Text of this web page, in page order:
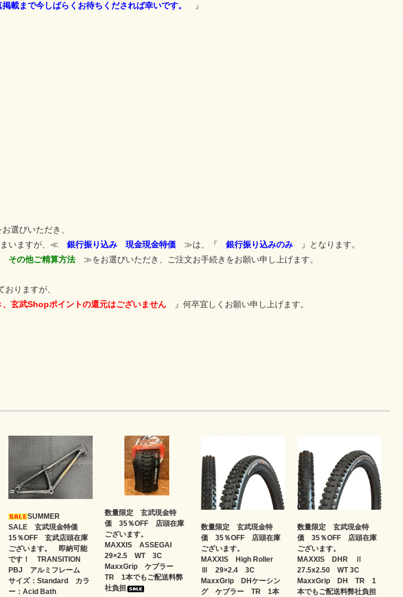
まで今しばらくお待ちくだされば幸いです。 』
選びいただき、
いますが、≪ 銀行振り込み 現金現金特価 ≫は、『 銀行振り込みのみ 』となります。
その他ご精算方法≫をお選びいただき、ご注文お手続きをお願い申し上げます。
りますが、
玄武Shopポイントの還元はございません 』何卒宜しくお願い申し上げます。
SUMMER
SALE 玄武現金特価
15％OFF 玄武店頭在庫
ございます。 即納可能
です！ TRANSITION
PBJ アルミフレーム
サイズ：Standard カラ
ー：Acid Bath
数量限定 玄武現金特
価 35％OFF 店頭在庫
ございます。
MAXXIS ASSEGAI
29×2.5 WT 3C
MaxxGrip ケブラー
TR 1本でもご配送料弊
社負担
数量限定 玄武現金特
価 35％OFF 店頭在庫
ございます。
MAXXIS High Roller
Ⅲ 29×2.4 3C
MaxxGrip DHケーシン
グ ケブラー TR 1本
数量限定 玄武現金特
価 35％OFF 店頭在庫
ございます。
MAXXIS DHR Ⅱ
27.5x2.50 WT 3C
MaxxGrip DH TR 1
本でもご配送料弊社負担